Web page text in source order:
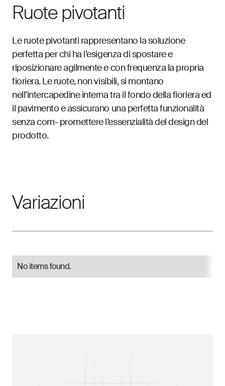
Ruote pivotanti
Le ruote pivotanti rappresentano la soluzione
perfetta per chi ha l’esigenza di spostare e
riposizionare agilmente e con frequenza la propria
fioriera. Le ruote, non visibili, si montano
nell’intercapedine interna tra il fondo della fioriera ed
il pavimento e assicurano una perfetta funzionalità
senza com- promettere l’essenzialità del design del
prodotto.
Variazioni
No items found.